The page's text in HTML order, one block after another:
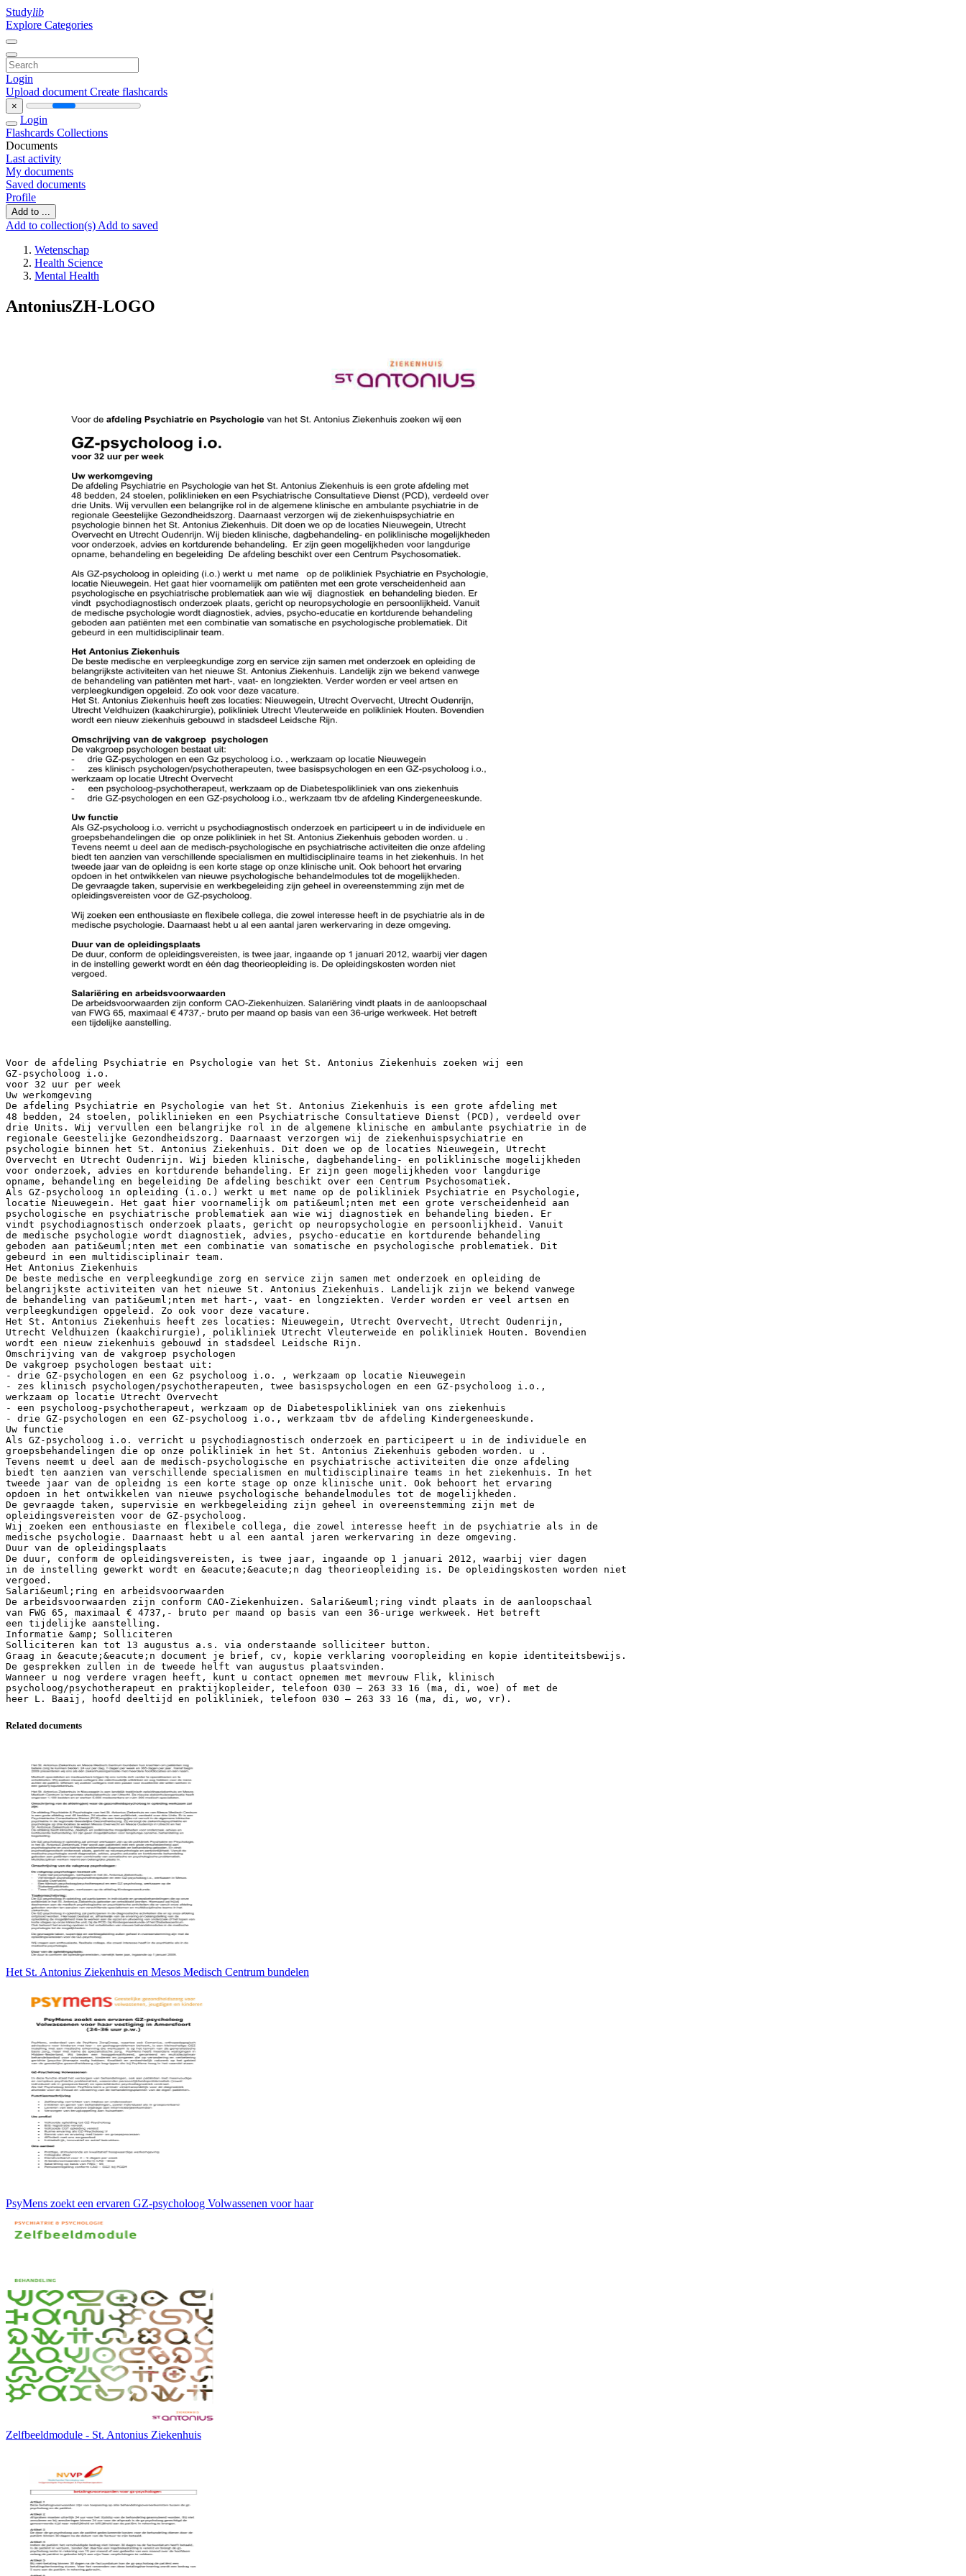
Studylib
Explore Categories
Login
Upload document Create flashcards
×
Login
Flashcards Collections
Documents
Last activity
My documents
Saved documents
Profile
Add to ...
Add to collection(s) Add to saved
Wetenschap
Health Science
Mental Health
AntoniusZH-LOGO
Voor de afdeling Psychiatrie en Psychologie van het St. Antonius Ziekenhuis zoeken wij een
GZ-psycholoog i.o.
voor 32 uur per week
Uw werkomgeving
De afdeling Psychiatrie en Psychologie van het St. Antonius Ziekenhuis is een grote afdeling met
48 bedden, 24 stoelen, poliklinieken en een Psychiatrische Consultatieve Dienst (PCD), verdeeld over
drie Units. Wij vervullen een belangrijke rol in de algemene klinische en ambulante psychiatrie in de
regionale Geestelijke Gezondheidszorg. Daarnaast verzorgen wij de ziekenhuispsychiatrie en
psychologie binnen het St. Antonius Ziekenhuis. Dit doen we op de locaties Nieuwegein, Utrecht
Overvecht en Utrecht Oudenrijn. Wij bieden klinische, dagbehandeling- en poliklinische mogelijkheden
voor onderzoek, advies en kortdurende behandeling. Er zijn geen mogelijkheden voor langdurige
opname, behandeling en begeleiding De afdeling beschikt over een Centrum Psychosomatiek.
Als GZ-psycholoog in opleiding (i.o.) werkt u met name op de polikliniek Psychiatrie en Psychologie,
locatie Nieuwegein. Het gaat hier voornamelijk om pati&euml;nten met een grote verscheidenheid aan
psychologische en psychiatrische problematiek aan wie wij diagnostiek en behandeling bieden. Er
vindt psychodiagnostisch onderzoek plaats, gericht op neuropsychologie en persoonlijkheid. Vanuit
de medische psychologie wordt diagnostiek, advies, psycho-educatie en kortdurende behandeling
geboden aan pati&euml;nten met een combinatie van somatische en psychologische problematiek. Dit
gebeurd in een multidisciplinair team.
Het Antonius Ziekenhuis
De beste medische en verpleegkundige zorg en service zijn samen met onderzoek en opleiding de
belangrijkste activiteiten van het nieuwe St. Antonius Ziekenhuis. Landelijk zijn we bekend vanwege
de behandeling van pati&euml;nten met hart-, vaat- en longziekten. Verder worden er veel artsen en
verpleegkundigen opgeleid. Zo ook voor deze vacature.
Het St. Antonius Ziekenhuis heeft zes locaties: Nieuwegein, Utrecht Overvecht, Utrecht Oudenrijn,
Utrecht Veldhuizen (kaakchirurgie), polikliniek Utrecht Vleuterweide en polikliniek Houten. Bovendien
wordt een nieuw ziekenhuis gebouwd in stadsdeel Leidsche Rijn.
Omschrijving van de vakgroep psychologen
De vakgroep psychologen bestaat uit:
- drie GZ-psychologen en een Gz psycholoog i.o. , werkzaam op locatie Nieuwegein
- zes klinisch psychologen/psychotherapeuten, twee basispsychologen en een GZ-psycholoog i.o.,
werkzaam op locatie Utrecht Overvecht
- een psycholoog-psychotherapeut, werkzaam op de Diabetespolikliniek van ons ziekenhuis
- drie GZ-psychologen en een GZ-psycholoog i.o., werkzaam tbv de afdeling Kindergeneeskunde.
Uw functie
Als GZ-psycholoog i.o. verricht u psychodiagnostisch onderzoek en participeert u in de individuele en
groepsbehandelingen die op onze polikliniek in het St. Antonius Ziekenhuis geboden worden. u .
Tevens neemt u deel aan de medisch-psychologische en psychiatrische activiteiten die onze afdeling
biedt ten aanzien van verschillende specialismen en multidisciplinaire teams in het ziekenhuis. In het
tweede jaar van de opleidng is een korte stage op onze klinische unit. Ook behoort het ervaring
opdoen in het ontwikkelen van nieuwe psychologische behandelmodules tot de mogelijkheden.
De gevraagde taken, supervisie en werkbegeleiding zijn geheel in overeenstemming zijn met de
opleidingsvereisten voor de GZ-psycholoog.
Wij zoeken een enthousiaste en flexibele collega, die zowel interesse heeft in de psychiatrie als in de
medische psychologie. Daarnaast hebt u al een aantal jaren werkervaring in deze omgeving.
Duur van de opleidingsplaats
De duur, conform de opleidingsvereisten, is twee jaar, ingaande op 1 januari 2012, waarbij vier dagen
in de instelling gewerkt wordt en &eacute;&eacute;n dag theorieopleiding is. De opleidingskosten worden niet
vergoed.
Salari&euml;ring en arbeidsvoorwaarden
De arbeidsvoorwaarden zijn conform CAO-Ziekenhuizen. Salari&euml;ring vindt plaats in de aanloopschaal
van FWG 65, maximaal € 4737,- bruto per maand op basis van een 36-urige werkweek. Het betreft
een tijdelijke aanstelling.
Informatie &amp; Solliciteren
Solliciteren kan tot 13 augustus a.s. via onderstaande solliciteer button.
Graag in &eacute;&eacute;n document je brief, cv, kopie verklaring vooropleiding en kopie identiteitsbewijs.
De gesprekken zullen in de tweede helft van augustus plaatsvinden.
Wanneer u nog verdere vragen heeft, kunt u contact opnemen met mevrouw Flik, klinisch
psycholoog/psychotherapeut en praktijkopleider, telefoon 030 – 263 33 16 (ma, di, woe) of met de
Related documents
Het St. Antonius Ziekenhuis en Mesos Medisch Centrum bundelen
PsyMens zoekt een ervaren GZ-psycholoog Volwassenen voor haar
Zelfbeeldmodule - St. Antonius Ziekenhuis